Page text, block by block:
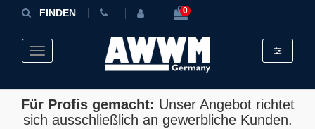
FINDEN 0
Toggle navigation Toggle
Für Profis gemacht: Unser Angebot richtet
sich ausschließlich an gewerbliche Kunden.